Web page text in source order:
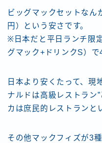
ビッグマックセットな
円）という安さです。
※日本だと平日ランチ限
グマック+ドリンクS）で
日本より安くたって、現
ナルドは高級レストラン
カは庶民的レストランと
その他マックフィズが3